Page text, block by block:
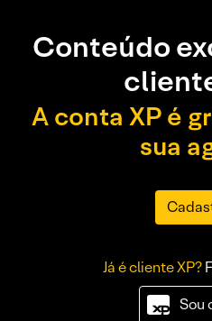
Conteúdo
A conta XP é
sua
Já é cliente XP?
Sou